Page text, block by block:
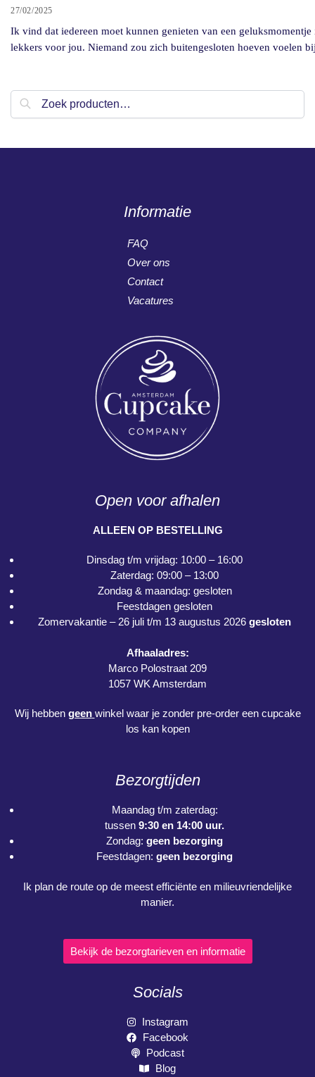
27/02/2025
Ik vind dat iedereen moet kunnen genieten van een
lekkers voor jou. Niemand zou zich buitengesloten hoeven voelen
Informatie
FAQ
Over ons
Contact
Vacatures
Open voor afhalen
ALLEEN OP BESTELLING
Dinsdag t/m vrijdag: 10:00 – 16:00
Zaterdag: 09:00 – 13:00
Zondag & maandag: gesloten
Feestdagen gesloten
Zomervakantie – 26 juli t/m 13 augustus 2026 gesloten
Afhaaladres:
Marco Polostraat 209
1057 WK Amsterdam
Wij hebben geen winkel waar je zonder pre-order een cupcake
los kan kopen
Bezorgtijden
Maandag t/m zaterdag:
tussen 9:30 en 14:00 uur.
Zondag: geen bezorging
Feestdagen: geen bezorging
Ik plan de route op de meest efficiënte en milieuvriendelijke
manier.
Bekijk de bezorgtarieven en informatie
Socials
Instagram
Facebook
Podcast
Blog